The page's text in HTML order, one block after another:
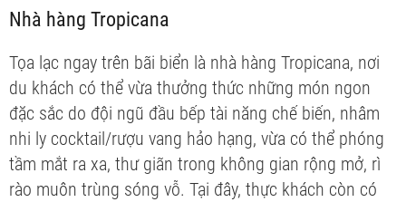
Nhà hàng Tropicana
Tọa lạc ngay trên bãi biển là nhà hàng Tropicana, nơi
du khách có thể vừa thưởng thức những món ngon
đặc sắc do đội ngũ đầu bếp tài năng chế biến, nhâm
nhi ly cocktail/rượu vang hảo hạng, vừa có thể phóng
tầm mắt ra xa, thư giãn trong không gian rộng mở, rì
rào muôn trùng sóng vỗ. Tại đây, thực khách còn có